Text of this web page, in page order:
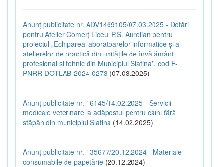
Anunț publicitate nr. ADV1469105/07.03.2025 - Dotări
pentru Atelier Comerț Liceul P.S. Aurelian pentru
proiectul „Echiparea laboratoarelor informatice și a
atelierelor de practică din unitățile de învățământ
profesional și tehnic din Municipiul Slatina”, cod F-
PNRR-DOTLAB-2024-0273 (07.03.2025)
Anunț publicitate nr. 16145/14.02.2025 - Servicii
medicale veterinare la adăpostul pentru câini fără
stăpân din municipiul Slatina (14.02.2025)
Anunț publicitate nr. 135677/20.12.2024 - Materiale
consumabile de papetărie (20.12.2024)